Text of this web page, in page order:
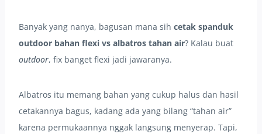
Banyak yang nanya, bagusan mana sih cetak spanduk
outdoor bahan flexi vs albatros tahan air? Kalau buat
outdoor, fix banget flexi jadi jawaranya.
Albatros itu memang bahan yang cukup halus dan hasil
cetakannya bagus, kadang ada yang bilang “tahan air”
karena permukaannya nggak langsung menyerap. Tapi,